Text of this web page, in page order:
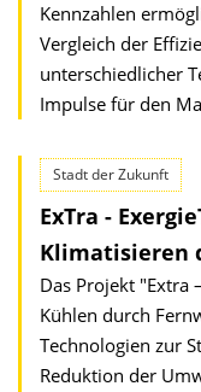
Kennzahlen
Vergleich der
unterschiedlicher
Impulse für den
Stadt der Zukunft
ExTra -
Klimatisieren
Das Projekt "Extra
Kühlen durch
Technologien zur
Reduktion der